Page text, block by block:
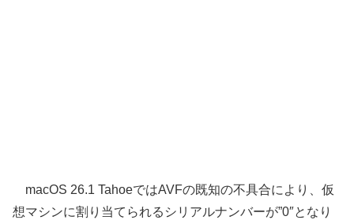
macOS 26.1 TahoeではAVFの既知の不具合により、仮
想マシンに割り当てられるシリアルナンバーが”0″となり